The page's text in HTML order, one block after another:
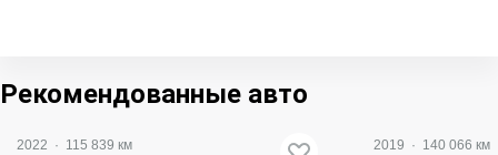
Рекомендованные авто
2022 · 115 839 км 2019 · 140 066 км